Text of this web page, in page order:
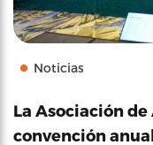
Noticias
La Asociación
convención